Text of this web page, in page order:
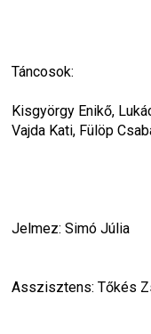
Táncosok:
Kisgyörgy Enikő,
Vajda Kati, Fülöp
Jelmez: Simó Júlia
Asszisztens: Tőkés